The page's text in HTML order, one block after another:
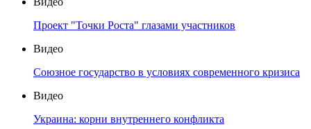
Проект "Точки Роста" глазами участников
Видео
Союзное государство в условиях современного кризиса
Видео
Украина: корни внутреннего конфликта